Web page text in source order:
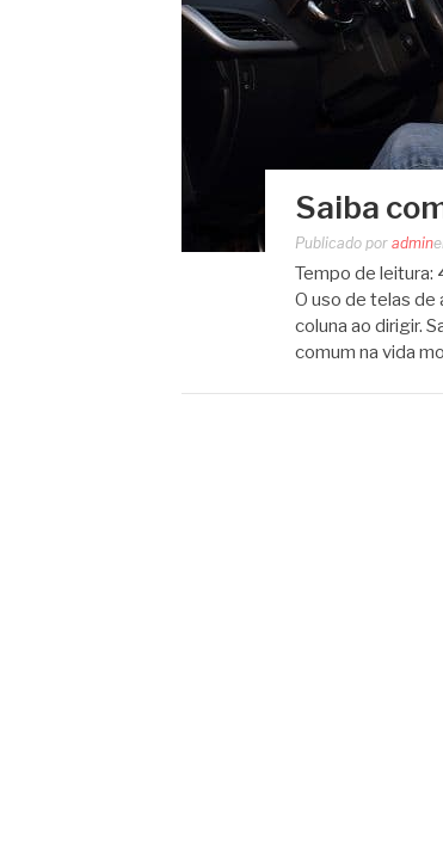
Saiba
Publicado por admin
Tempo de leitura:
O uso de telas de
coluna ao dirigir.
comum na vida